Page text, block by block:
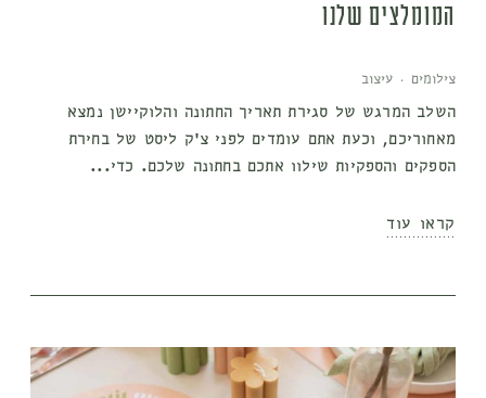
המומלצים שלנו
צילומים · עיצוב
השלב המרגש של סגירת תאריך החתונה והלוקיישן נמצא
מאחוריכם, וכעת אתם עומדים לפני צ׳ק ליסט של בחירת
הספקים והספקיות שילוו אתכם בחתונה שלכם. כדי...
קראו עוד